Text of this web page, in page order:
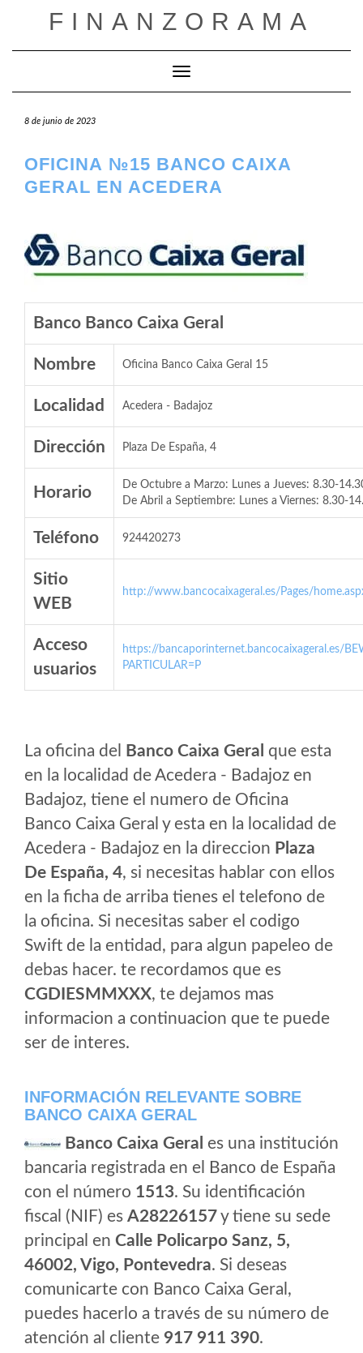
FINANZORAMA
Cambiar modo de navegación
8 de junio de 2023
OFICINA №15 BANCO CAIXA
GERAL EN ACEDERA
Banco Banco Caixa Geral
Nombre Oficina Banco Caixa Geral 15
Localidad Acedera - Badajoz
Dirección Plaza De España, 4
Horario
De Octubre a Marzo: Lunes a Jueves: 8.30-
De Abril a Septiembre: Lunes a Viernes: 8.30-
Teléfono 924420273
Sitio
WEB
http://www.bancocaixageral.es/Pages/
Acceso
usuarios
https://bancaporinternet.bancocaixageral.es/
PARTICULAR=P
La oficina del Banco Caixa Geral que esta
en la localidad de Acedera - Badajoz en
Badajoz, tiene el numero de Oficina
Banco Caixa Geral y esta en la localidad de
Acedera - Badajoz en la direccion Plaza
De España, 4, si necesitas hablar con ellos
en la ficha de arriba tienes el telefono de
la oficina. Si necesitas saber el codigo
Swift de la entidad, para algun papeleo de
debas hacer. te recordamos que es
CGDIESMMXXX, te dejamos mas
informacion a continuacion que te puede
ser de interes.
INFORMACIÓN RELEVANTE SOBRE
BANCO CAIXA GERAL
Banco Caixa Geral es una institución
bancaria registrada en el Banco de España
con el número 1513. Su identificación
fiscal (NIF) es A28226157y tiene su sede
principal en Calle Policarpo Sanz, 5,
46002, Vigo, Pontevedra. Si deseas
comunicarte con Banco Caixa Geral,
puedes hacerlo a través de su número de
atención al cliente 917 911 390.